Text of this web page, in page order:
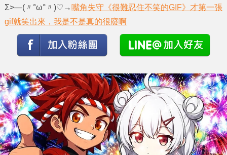
Σ>―(〃°ω°〃)♡→ 嘴角失守《很難忍住不笑的GIF》才第一張
gif就笑出來，我是不是真的很廢啊